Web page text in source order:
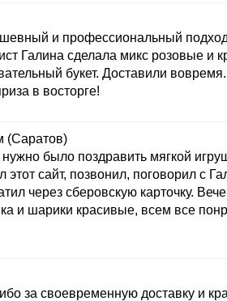
и профессиональный
Галина сделала микс розовые и
букет. Доставили
в восторге!
(Саратов)
было поздравить мягкой
сайт, позвонил, поговорил с
через сберовскую карточку.
и шарики красивые, всем все
за своевременную доставку и